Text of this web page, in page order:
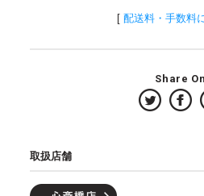
[ 配送料・手数料
Share On
取扱店舗